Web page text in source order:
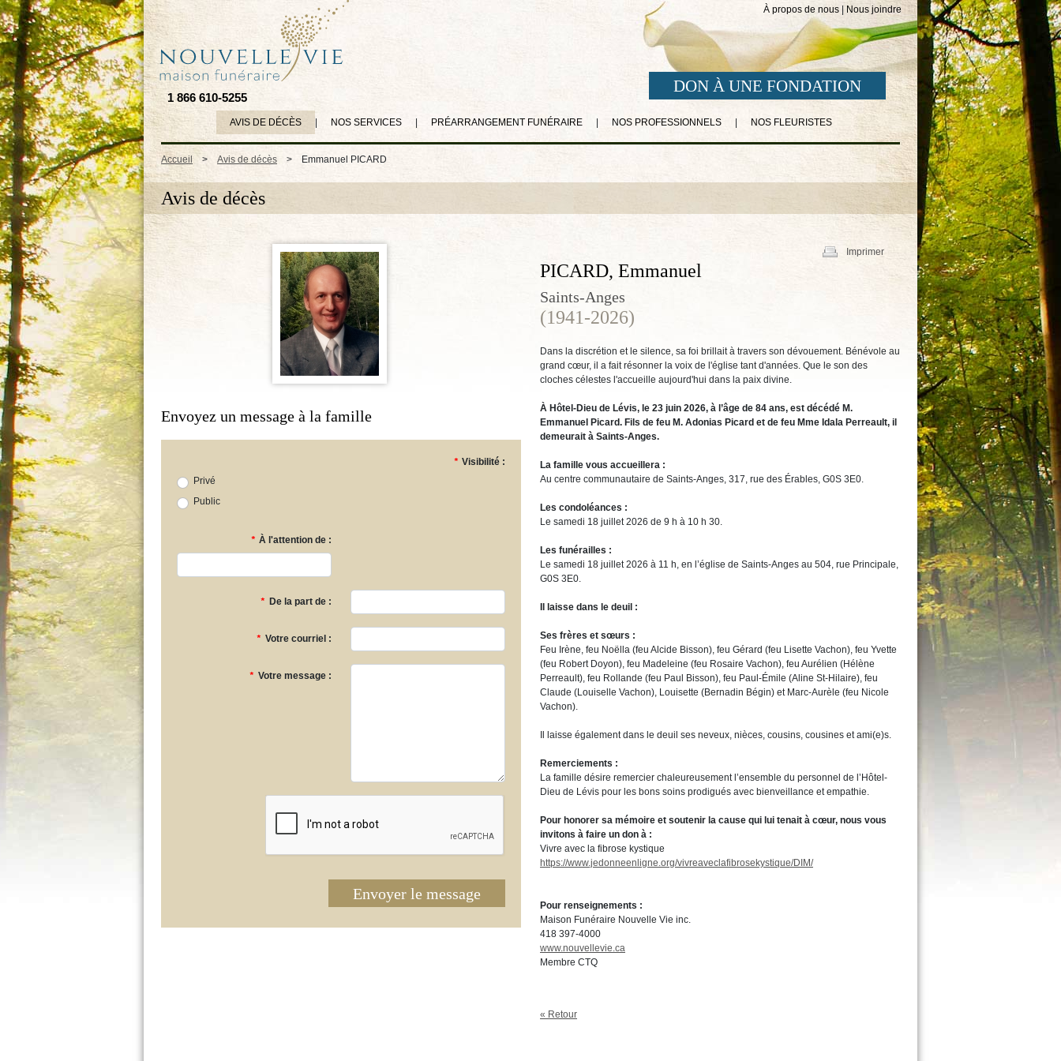
À propos de nous Nous joindre
1 866 610-5255
DON À UNE FONDATION
AVIS DE DÉCÈS NOS SERVICES PRÉARRANGEMENT FUNÉRAIRE NOS PROFESSIONNELS NOS FLEURISTES
Accueil > Avis de décès > Emmanuel PICARD
Avis de décès
Envoyez un message à la famille
* Visibilité :
Privé
Public
* À l'attention de :
* De la part de :
* Votre courriel :
* Votre message :
Envoyer le message
Imprimer
PICARD, Emmanuel
Saints-Anges
(1941-2026)
Dans la discrétion et le silence, sa foi brillait à travers son dévouement. Bénévole au
grand cœur, il a fait résonner la voix de l'église tant d'années. Que le son des
cloches célestes l'accueille aujourd'hui dans la paix divine.
À Hôtel-Dieu de Lévis, le 23 juin 2026, à l’âge de 84 ans, est décédé M.
Emmanuel Picard. Fils de feu M. Adonias Picard et de feu Mme Idala Perreault, il
demeurait à Saints-Anges.
La famille vous accueillera :
Au centre communautaire de Saints-Anges, 317, rue des Érables, G0S 3E0.
Les condoléances :
Le samedi 18 juillet 2026 de 9 h à 10 h 30.
Les funérailles :
Le samedi 18 juillet 2026 à 11 h, en l’église de Saints-Anges au 504, rue Principale,
G0S 3E0.
Il laisse dans le deuil :
Ses frères et sœurs :
Feu Irène, feu Noëlla (feu Alcide Bisson), feu Gérard (feu Lisette Vachon), feu Yvette
(feu Robert Doyon), feu Madeleine (feu Rosaire Vachon), feu Aurélien (Hélène
Perreault), feu Rollande (feu Paul Bisson), feu Paul-Émile (Aline St-Hilaire), feu
Claude (Louiselle Vachon), Louisette (Bernadin Bégin) et Marc-Aurèle (feu Nicole
Vachon).
Il laisse également dans le deuil ses neveux, nièces, cousins, cousines et ami(e)s.
Remerciements :
La famille désire remercier chaleureusement l’ensemble du personnel de l’Hôtel-
Dieu de Lévis pour les bons soins prodigués avec bienveillance et empathie.
Pour honorer sa mémoire et soutenir la cause qui lui tenait à cœur, nous vous
invitons à faire un don à :
Vivre avec la fibrose kystique
https://www.jedonneenligne.org/vivreaveclafibrosekystique/DIM/
Pour renseignements :
Maison Funéraire Nouvelle Vie inc.
418 397-4000
www.nouvellevie.ca
Membre CTQ
« Retour